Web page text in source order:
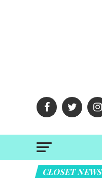
CLOSET NEWS